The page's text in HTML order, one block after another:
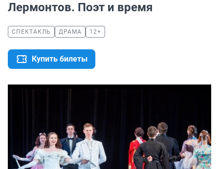
Лермонтов. Поэт и время
СПЕКТАКЛЬ ДРАМА 12+
Купить билеты